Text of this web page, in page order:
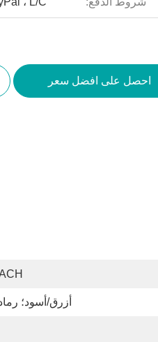
احصل على افضل سعر
أزرق/أسود؛